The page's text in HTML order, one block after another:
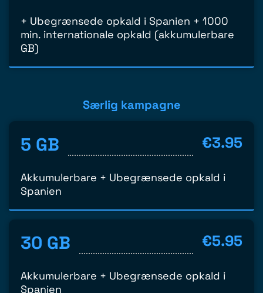
+ Ubegrænsede opkald i Spanien + 1000
min. internationale opkald (akkumulerbare
GB)
Særlig kampagne
5 GB €3.95
Akkumulerbare + Ubegrænsede opkald i
Spanien
30 GB €5.95
Akkumulerbare + Ubegrænsede opkald i
Spanien